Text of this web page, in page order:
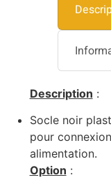
Description :
Socle noir
pour
alimentation.
Option :